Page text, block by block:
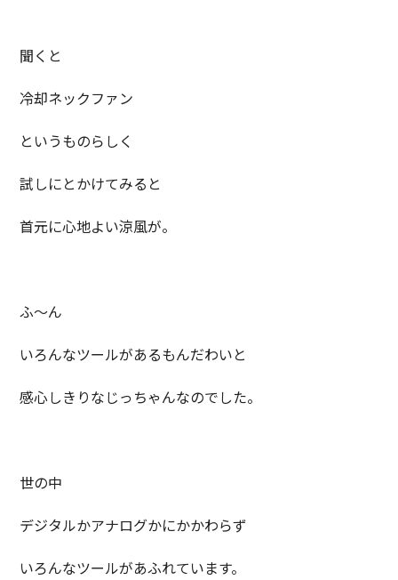
聞くと
冷却ネックファン
というものらしく
試しにとかけてみると
首元に心地よい涼風が。
ふ～ん
いろんなツールがあるもんだわいと
感心しきりなじっちゃんなのでした。
世の中
デジタルかアナログかにかかわらず
いろんなツールがあふれています。